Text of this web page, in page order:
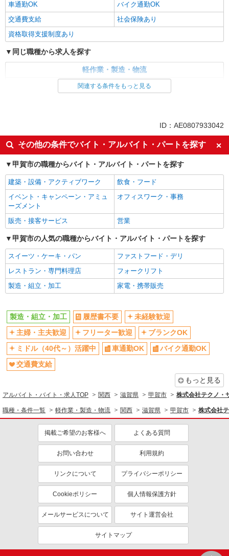
車通勤OK
バイク通勤OK
交通費支給
社会保険あり
資格取得支援制度あり
同じ職種から求人を探す
軽作業・製造・物流
車通勤OK
交通費支給
社会保険あり
関連する条件をもっと見る
ID：AE0807933042
その他の条件でバイト・アルバイト・パートを探す
甲賀市の職種からバイト・アルバイト・パートを探す
建築・設備・アクティブワーク
飲食・フード
イベント・キャンペーン・アミュ
ーズメント
オフィスワーク・事務
販売・接客サービス 営業
甲賀市の人気の職種からバイト・アルバイト・パートを探す
スイーツ・ケーキ・パン
ファストフード・デリ
レストラン・専門料理店
フォークリフト
製造・組立・加工
家電・携帯販売
製造・組立・加工 履歴書不要
未経験歓迎
主婦・主夫歓迎
フリーター歓迎
ブランクOK
ミドル（40代～）活躍中
車通勤OK
バイク通勤OK
交通費支給
もっと見る
アルバイト・バイト・求人TOP 関西 滋賀県 甲賀市 株式会社テクノ・
職種・条件一覧 軽作業・製造・物流 関西 滋賀県 甲賀市 株式会社
掲載ご希望のお客様へ よくある質問
お問い合わせ 利用規約
リンクについて プライバシーポリシー
Cookieポリシー 個人情報保護方針
メールサービスについて サイト運営会社
サイトマップ